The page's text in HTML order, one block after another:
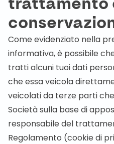
Come evidenziato nella
informativa, è possibile
tratti alcuni tuoi dati
che essa veicola
veicolati da terze parti
Società sulla base di
responsabile del
Regolamento (cookie di